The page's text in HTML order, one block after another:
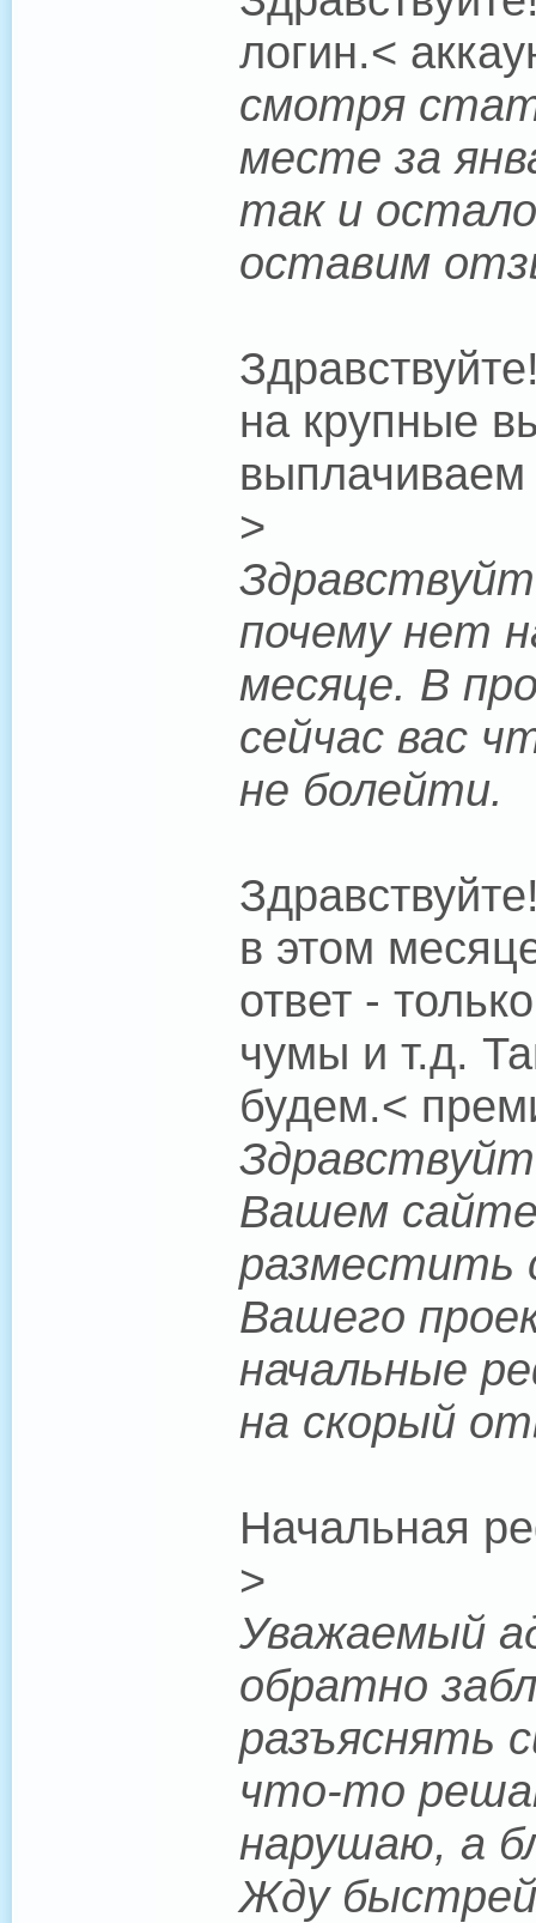
логин.<
смотря
месте за
так и
оставим
на крупные
>
почему нет
месяце. В
сейчас вас
не болейти.
в этом
ответ -
чумы и т.д.
будем.<
Вашем
разместить
Вашего
начальные
на скорый
Начальная
>
Уважаемый
обратно
разъяснять
что-то
нарушаю, а
Жду